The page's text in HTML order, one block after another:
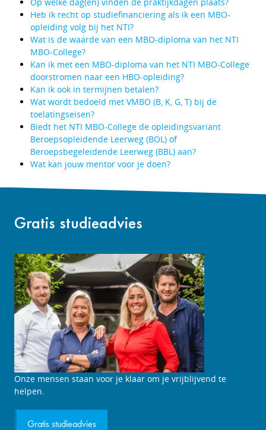
Heb ik recht op studiefinanciering als ik een MBO-
opleiding volg bij het NTI?
Wat is de waarde van een MBO-diploma van het NTI
MBO-College?
Kan ik met een MBO-diploma van het NTI MBO-College
doorstromen naar een HBO-opleiding?
Kan ik ook in termijnen betalen?
Wat wordt bedoeld met VMBO (B, K, G, T) bij de
toelatingseisen?
Biedt het NTI MBO-College de opleidingsvariant
Beroepsopleidende Leerweg (BOL) of
Beroepsbegeleidende Leerweg (BBL) aan?
Wat kan jouw mentor voor je doen?
Gratis studieadvies
Onze mensen staan voor je klaar om je vrijblijvend te
helpen.
Gratis studieadvies